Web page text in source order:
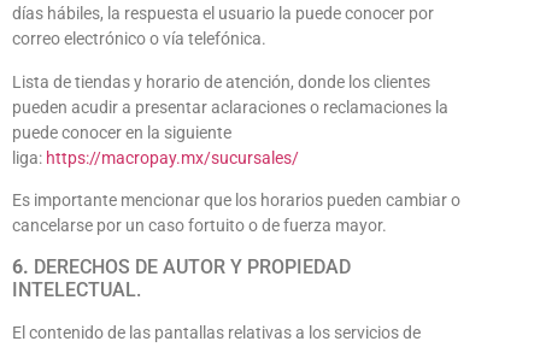
días hábiles, la respuesta el usuario la puede conocer por
correo electrónico o vía telefónica.
Lista de tiendas y horario de atención, donde los clientes
pueden acudir a presentar aclaraciones o reclamaciones la
puede conocer en la siguiente
liga: https://macropay.mx/sucursales/
Es importante mencionar que los horarios pueden cambiar o
cancelarse por un caso fortuito o de fuerza mayor.
6. DERECHOS DE AUTOR Y PROPIEDAD
INTELECTUAL.
El contenido de las pantallas relativas a los servicios de